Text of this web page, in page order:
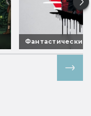
Фантастические